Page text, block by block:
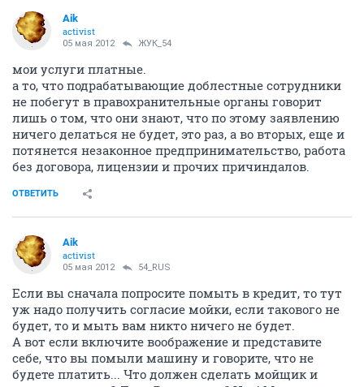
Aik
activist
05 мая 2012 ЖУК_54
мои услуги платные.
а то, что подрабатывающие доблестные сотрудники
не побегут в правохранительные органы говорит
лишь о том, что они знают, что по этому заявлению
ничего делаться не будет, это раз, а во вторых, еще и
потянется незаконное предпринимательство, работа
без договора, лицензии и прочих причиндалов.
ОТВЕТИТЬ
Aik
activist
05 мая 2012 54_RUS
Если вы сначала попросите помыть в кредит, то тут
уж надо получить согласие мойки, если такового не
будет, то и мыть вам никто ничего не будет.
А вот если включите воображение и представите
себе, что вы помыли машину и говорите, что не
будете платить... Что должен сделать мойщик и